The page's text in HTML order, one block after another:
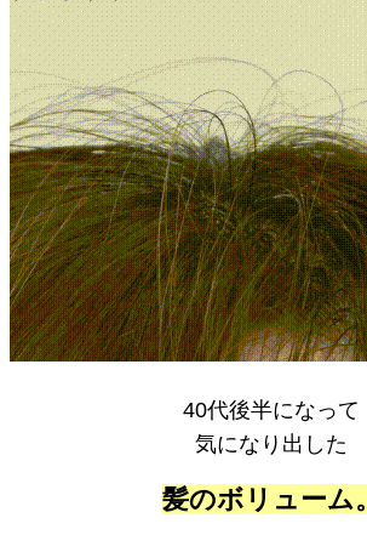
40代後半になって
気になり出した
髪のボリューム。